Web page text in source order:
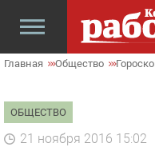
Главная Общество
ОБЩЕСТВО
21 ноября 2016 15:02